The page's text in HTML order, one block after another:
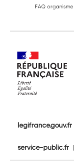
FAQ organisme
legifrance.gouv.fr
service-public.fr